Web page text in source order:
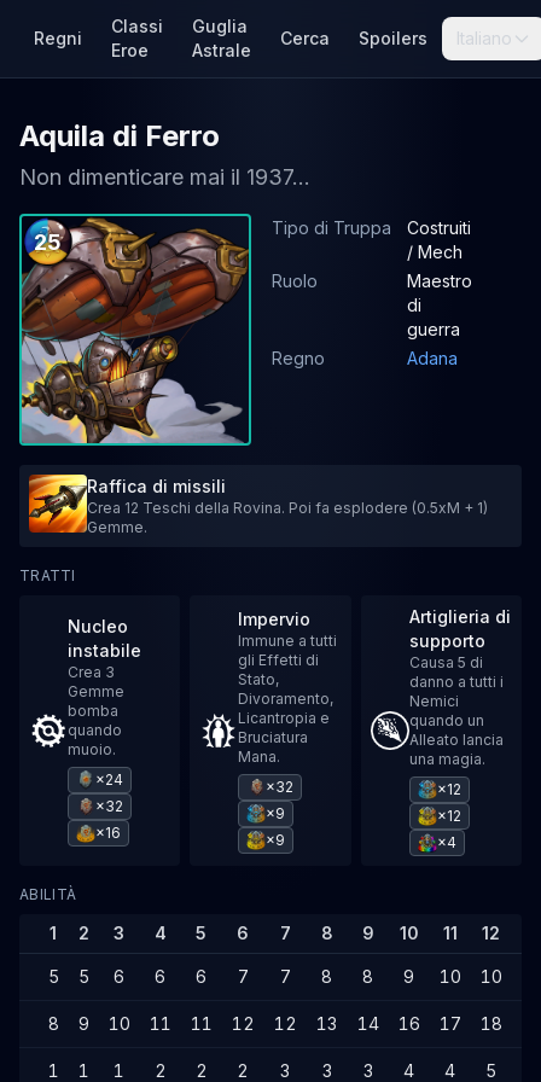
Regni
Classi
Eroe
Guglia
Astrale
Cerca Spoilers Italiano
Aquila di Ferro
Non dimenticare mai il 1937...
25
Tipo di Truppa
Costruiti
/ Mech
Ruolo
Maestro
di
guerra
Regno
Adana
Raffica di missili
Crea 12 Teschi della Rovina. Poi fa esplodere (0.5xM + 1)
Gemme.
TRATTI
Nucleo
instabile
Crea 3
Gemme
bomba
quando
muoio.
×24
×32
×16
Impervio
Immune a tutti
gli Effetti di
Stato,
Divoramento,
Licantropia e
Bruciatura
Mana.
×32
×9
×9
Artiglieria di
supporto
Causa 5 di
danno a tutti i
Nemici
quando un
Alleato lancia
una magia.
×12
×12
×4
ABILITÀ
1 2 3 4 5 6 7 8 9 10 11 12
5 5 6 6 6 7 7 8 8 9 10 10
8 9 10 11 11 12 12 13 14 16 17 18
1 1 1 2 2 2 3 3 3 4 4 5